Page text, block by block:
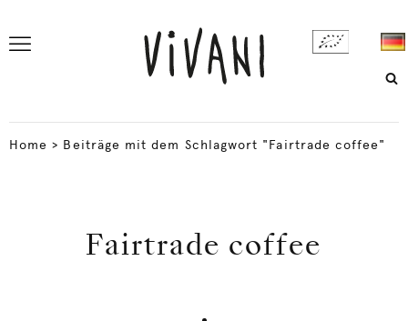
Home > Beiträge mit dem Schlagwort "Fairtrade coffee"
Fairtrade coffee